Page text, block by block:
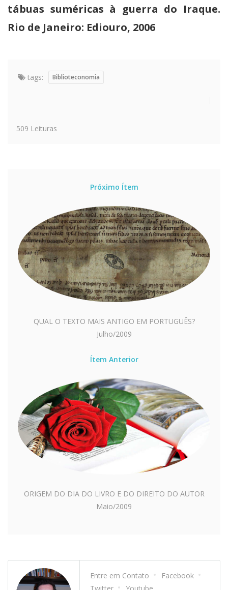
tábuas suméricas à guerra do Iraque.
Rio de Janeiro: Ediouro, 2006
tags: Biblioteconomia
509 Leituras
Próximo Ítem
QUAL O TEXTO MAIS ANTIGO EM PORTUGUÊS?
Julho/2009
Ítem Anterior
ORIGEM DO DIA DO LIVRO E DO DIREITO DO AUTOR
Maio/2009
Entre em Contato
Facebook